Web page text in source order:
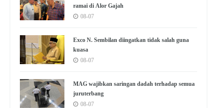
ramai di Alor Gajah
08-07
Exco N. Sembilan diingatkan tidak salah guna
kuasa
08-07
MAG wajibkan saringan dadah terhadap semua
juruterbang
08-07